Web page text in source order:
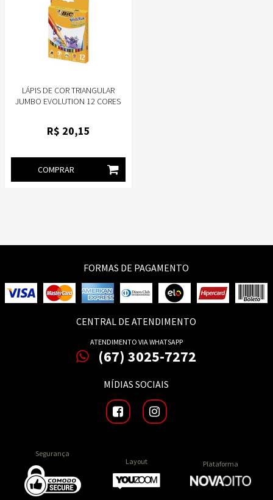
LÁPIS DE COR TRIANGULAR
JUMBO EVOLUTION 12 CORES
R$ 20,15
COMPRAR
FORMAS DE PAGAMENTO
CENTRAL DE ATENDIMENTO
ATENDIMENTO VIA WHATSAPP
(67) 3025-7272
MÍDIAS SOCIAIS
Segurança
Layout
Plataforma